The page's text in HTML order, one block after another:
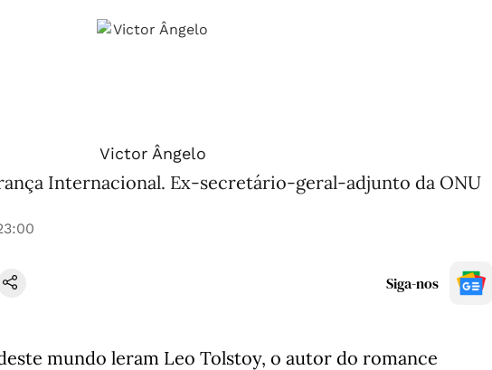
Victor Ângelo
Internacional. Ex-secretário-geral-adjunto da ONU
Siga-nos
mundo leram Leo Tolstoy, o autor do romance